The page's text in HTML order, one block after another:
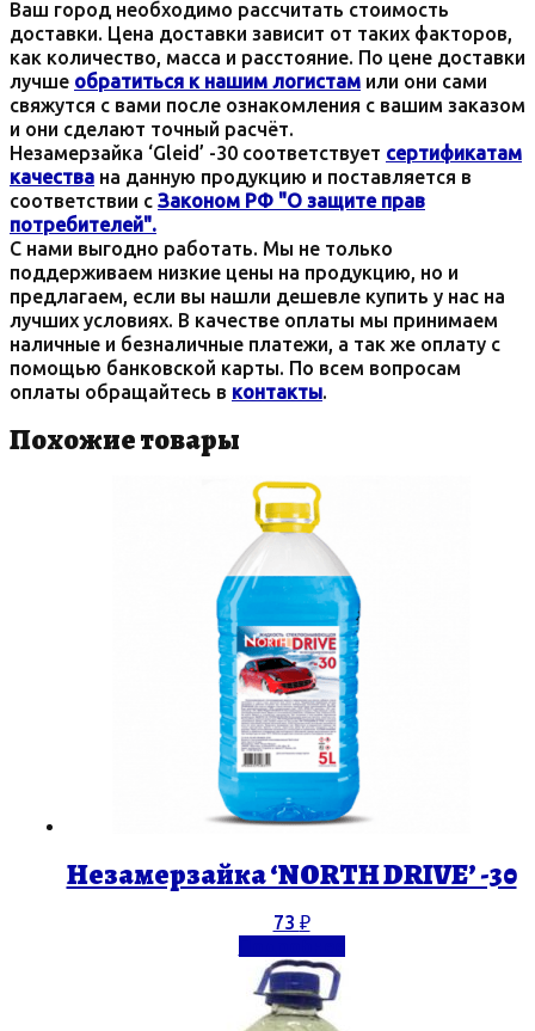
Ваш город необходимо рассчитать стоимость
доставки. Цена доставки зависит от таких факторов,
как количество, масса и расстояние. По цене доставки
лучше обратиться к нашим логистам или они сами
свяжутся с вами после ознакомления с вашим заказом
и они сделают точный расчёт.
Незамерзайка ‘Gleid’ -30 соответствует сертификатам
качества на данную продукцию и поставляется в
соответствии с Законом РФ "О защите прав
потребителей".
С нами выгодно работать. Мы не только
поддерживаем низкие цены на продукцию, но и
предлагаем, если вы нашли дешевле купить у нас на
лучших условиях. В качестве оплаты мы принимаем
наличные и безналичные платежи, а так же оплату с
помощью банковской карты. По всем вопросам
оплаты обращайтесь в контакты.
Похожие товары
Незамерзайка ‘NORTH DRIVE’ -30
73 ₽